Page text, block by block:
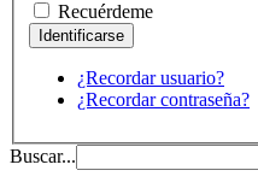
Recuérdeme
¿Recordar usuario?
¿Recordar contraseña?
Buscar...